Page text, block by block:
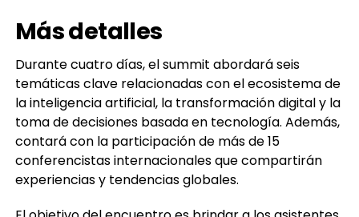
Más detalles
Durante cuatro días, el summit abordará seis
temáticas clave relacionadas con el ecosistema de
la inteligencia artificial, la transformación digital y la
toma de decisiones basada en tecnología. Además,
contará con la participación de más de 15
conferencistas internacionales que compartirán
experiencias y tendencias globales.